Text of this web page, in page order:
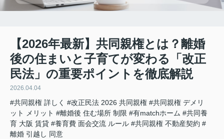
【2026年最新】共同親権とは？離婚
後の住まいと子育てが変わる「改正
民法」の重要ポイントを徹底解説
2026.04.04
#共同親権 詳しく #改正民法 2026 共同親権 #共同親権 デメリ
ット メリット #離婚後 住む場所 制限 #有matchホーム #共同養
育 大阪 賃貸 #養育費 面会交流 ルール #共同親権 不動産契約 #
離婚 引越し 同意